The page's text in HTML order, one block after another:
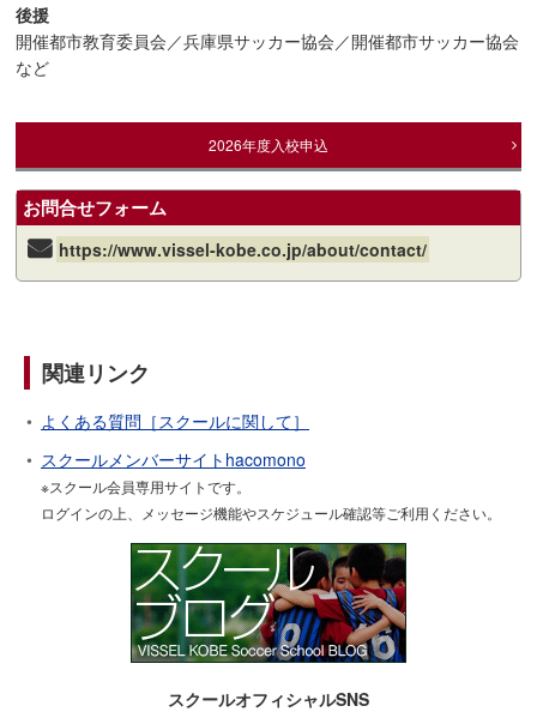
後援
開催都市教育委員会／兵庫県サッカー協会／開催都市サッカー協会
など
2026年度入校申込
お問合せフォーム
https://www.vissel-kobe.co.jp/about/contact/
関連リンク
よくある質問［スクールに関して］
スクールメンバーサイトhacomono
※スクール会員専用サイトです。
ログインの上、メッセージ機能やスケジュール確認等ご利用ください。
スクールオフィシャルSNS